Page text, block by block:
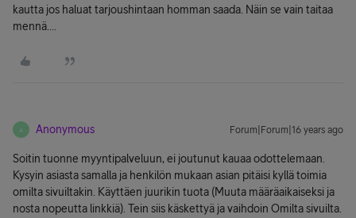
kautta jos haluat tarjoushintaan homman saada. Näin se vain taitaa
mennä....
A Anonymous Forum|Forum|16 years ago
Soitin tuonne myyntipalveluun, ei joutunut kauaa odottelemaan.
Kysyin asiasta samalla ja henkilön mukaan asian pitäisi kyllä toimia
omilta sivuiltakin. Käyttäen juurikin tuota (Muuta määräaikaiseksi ja
nosta nopeutta linkkiä). Tein siis käskettyä ja vaihdoin Omilta sivuilta.